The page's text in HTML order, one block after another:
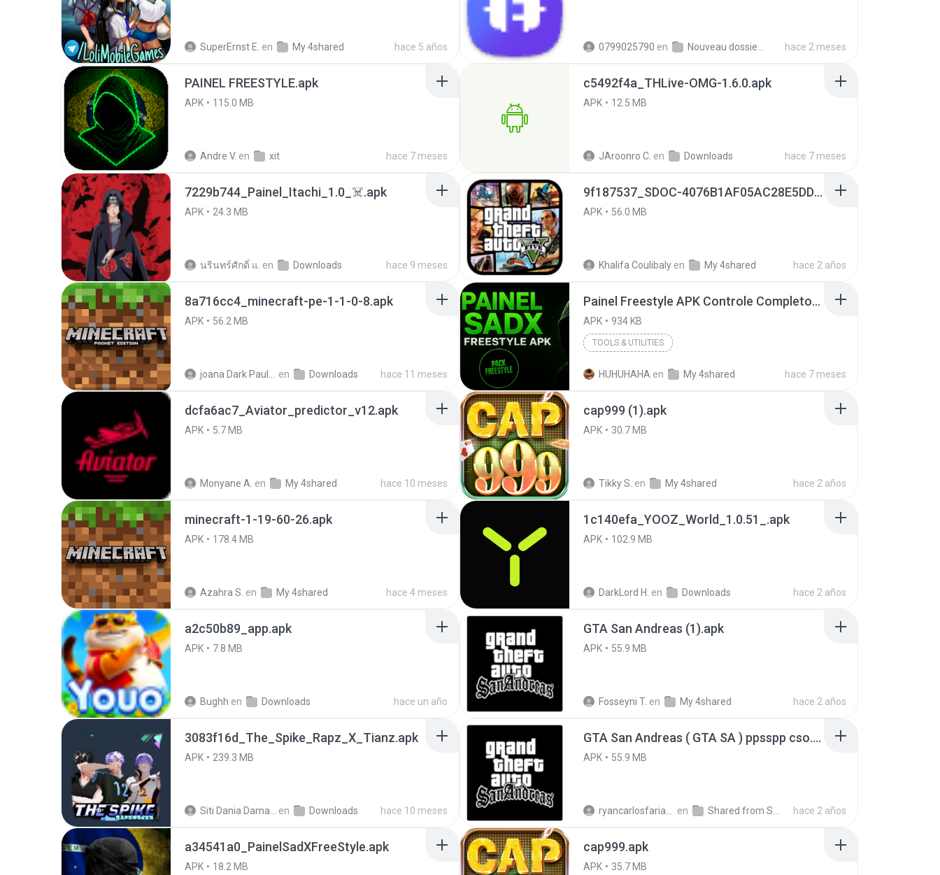
SuperErnst E. en My 4shared hace 5 años 0799025790 en hace 2 meses
PAINEL FREESTYLE.apk
APK 115.0 MB
Andre V. en xit hace 7 meses
c5492f4a_THLive-OMG-1.6.0.apk
APK 12.5 MB
JAroonro C. en Downloads hace 7 meses
7229b744_Painel_Itachi_1.0_☠️.apk
APK 24.3 MB
นรินทร์ศักดิ์ แ. en Downloads hace 9 meses
9f187537_SDOC-4076B1AF05AC28E5DDADC4143E59DB64-07-24-SI. (1).apk
APK 56.0 MB
Khalifa Coulibaly en My 4shared hace 2 años
8a716cc4_minecraft-pe-1-1-0-8.apk
APK 56.2 MB
en Downloads hace 11 meses
Painel Freestyle APK Controle Completo Para Jogadores.apk
APK 934 KB
TOOLS & UTILITIES
HUHUHAHA en My 4shared hace 7 meses
dcfa6ac7_Aviator_predictor_v12.apk
APK 5.7 MB
Monyane A. en My 4shared hace 10 meses
cap999 (1).apk
APK 30.7 MB
Tikky S. en My 4shared hace 2 años
minecraft-1-19-60-26.apk
APK 178.4 MB
Azahra S. en My 4shared hace 4 meses
1c140efa_YOOZ_World_1.0.51_.apk
APK 102.9 MB
DarkLord H. en Downloads hace 2 años
a2c50b89_app.apk
APK 7.8 MB
Bughh en Downloads hace un año
GTA San Andreas (1).apk
APK 55.9 MB
Fosseyni T. en My 4shared hace 2 años
3083f16d_The_Spike_Rapz_X_Tianz.apk
APK 239.3 MB
en Downloads hace 10 meses
GTA San Andreas ( GTA SA ) ppsspp cso.apk
APK 55.9 MB
en hace 2 años
a34541a0_PainelSadXFreeStyle.apk
APK 18.2 MB
cap999.apk
APK 35.7 MB